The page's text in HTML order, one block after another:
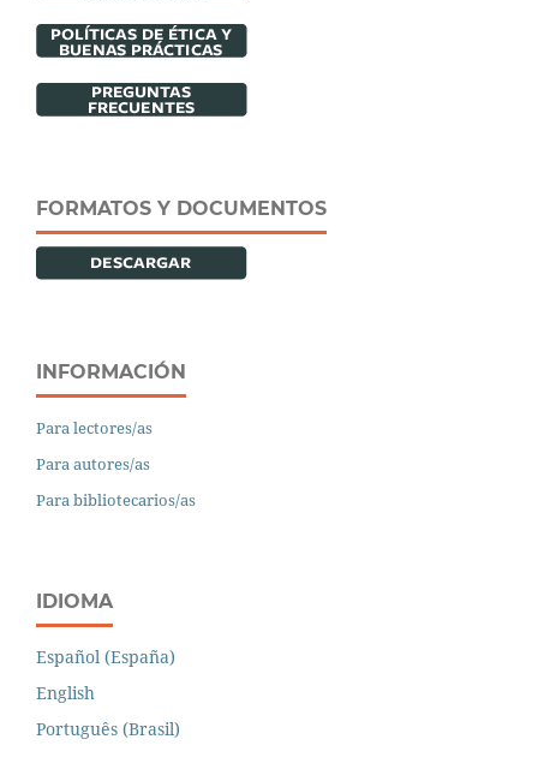
FORMATOS Y DOCUMENTOS
INFORMACIÓN
Para lectores/as
Para autores/as
Para bibliotecarios/as
IDIOMA
Español (España)
English
Português (Brasil)